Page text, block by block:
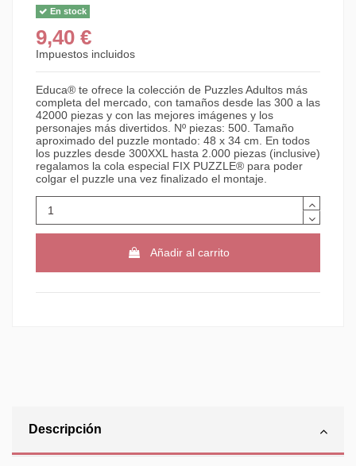
En stock
9,40 €
Impuestos incluidos
Educa® te ofrece la colección de Puzzles Adultos más
completa del mercado, con tamaños desde las 300 a las
42000 piezas y con las mejores imágenes y los
personajes más divertidos. Nº piezas: 500. Tamaño
aproximado del puzzle montado: 48 x 34 cm. En todos
los puzzles desde 300XXL hasta 2.000 piezas (inclusive)
regalamos la cola especial FIX PUZZLE® para poder
colgar el puzzle una vez finalizado el montaje.
Añadir al carrito
Descripción